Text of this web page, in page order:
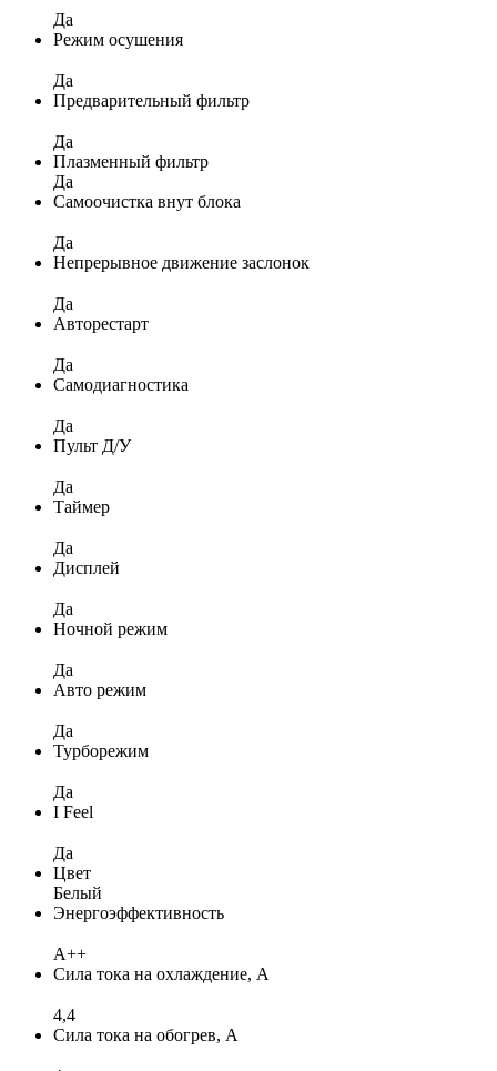
Да
Режим осушения
Да
Предварительный фильтр
Да
Плазменный фильтр
Да
Самоочистка внут блока
Да
Непрерывное движение заслонок
Да
Авторестарт
Да
Самодиагностика
Да
Пульт Д/У
Да
Таймер
Да
Дисплей
Да
Ночной режим
Да
Авто режим
Да
Турборежим
Да
I Feel
Да
Цвет
Белый
Энергоэффективность
A++
Сила тока на охлаждение, А
4,4
Сила тока на обогрев, А